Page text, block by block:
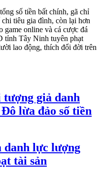
số tiền bất chính, gã chỉ
tiêu gia đình, còn lại hơn
game online và cá cược đá
tỉnh Tây Ninh tuyên phạt
lao động, thích đổi đời trên
giả danh
lừa đảo số tiền
danh lực lượng
tài sản